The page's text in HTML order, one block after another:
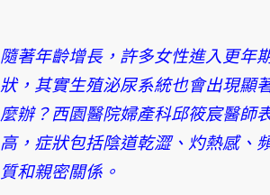
隨著年齡增長，許多女性進入更年
狀，其實生殖泌尿系統也會出現顯
麼辦？西園醫院婦產科邱筱宸醫師
高，症狀包括陰道乾澀、灼熱感、
質和親密關係。